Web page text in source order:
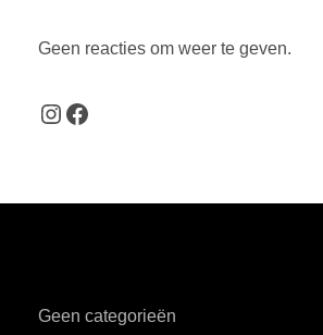
Geen reacties om weer te geven.
Instagram
Facebook
Geen categorieën